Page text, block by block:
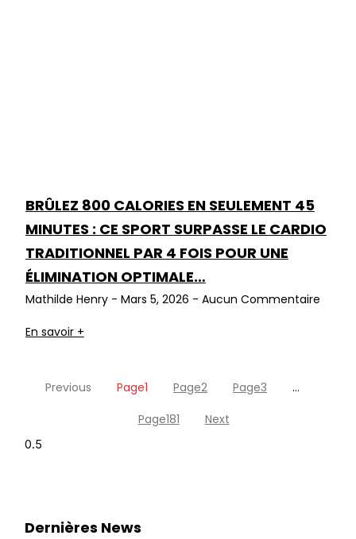
BRÛLEZ 800 CALORIES EN SEULEMENT 45
MINUTES : CE SPORT SURPASSE LE CARDIO
TRADITIONNEL PAR 4 FOIS POUR UNE
ÉLIMINATION OPTIMALE…
Mathilde Henry Mars 5, 2026 Aucun Commentaire
En savoir +
Previous Page1 Page2 Page3
…
Page181 Next
Dernières News